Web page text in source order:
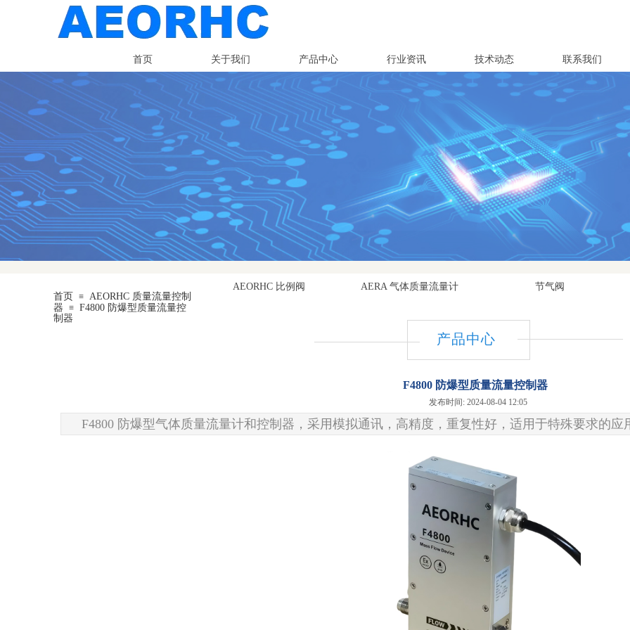
首页 关于我们 产品中心 行业资讯 技术动态 联系我们
相互扶持，才能克服挑战
团结协作，才能共创未来
AEORHC 比例阀 AERA 气体质量流量计
节气阀
首页
≡ AEORHC 质量流量控制
器
≡ F4800 防爆型质量流量控
制器
产品中心
F4800 防爆型质量流量控制器
发布时间: 2024-08-04 12:05
F4800 防爆型气体质量流量计和控制器，采用模拟通讯，高精度，重复性好，适用于特殊要求的应